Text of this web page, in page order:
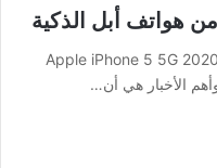
تم نشر أحدث التسريبات المتعلقة بعائلة Apple iPhone 5 5G 2020